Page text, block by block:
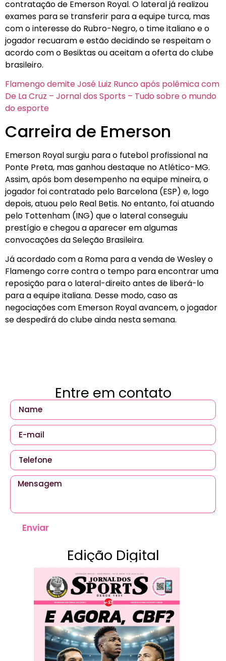
contratação de Emerson Royal. O lateral já realizou
exames para se transferir para a equipe turca, mas
com o interesse do Rubro-Negro, o time italiano e o
jogador recuaram e estão decidindo se respeitam o
acordo com o Besiktas ou aceitam a oferta do clube
brasileiro.
Flamengo demite José Luiz Runco após polêmica com
De La Cruz – Jornal dos Sports – Tudo sobre o mundo
do esporte
Carreira de Emerson
Emerson Royal surgiu para o futebol profissional na
Ponte Preta, mas ganhou destaque no Atlético-MG.
Assim, após bom desempenho na equipe mineira, o
jogador foi contratado pelo Barcelona (ESP) e, logo
depois, atuou pelo Real Betis. No entanto, foi atuando
pelo Tottenham (ING) que o lateral conseguiu
prestígio e chegou a aparecer em algumas
convocações da Seleção Brasileira.
Já acordado com a Roma para a venda de Wesley o
Flamengo corre contra o tempo para encontrar uma
reposição para o lateral-direito antes de liberá-lo
para a equipe italiana. Desse modo, caso as
negociações com Emerson Royal avancem, o jogador
se despedirá do clube ainda nesta semana.
Entre em contato
Enviar
Edição Digital